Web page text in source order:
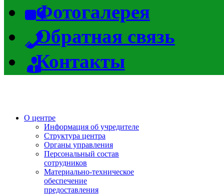
Фотогалерея
Обратная связь
Контакты
О центре
Информация об учредителе
Структура центра
Органы управления
Персональный состав
сотрудников
Материально-техническое
обеспечение
предоставления